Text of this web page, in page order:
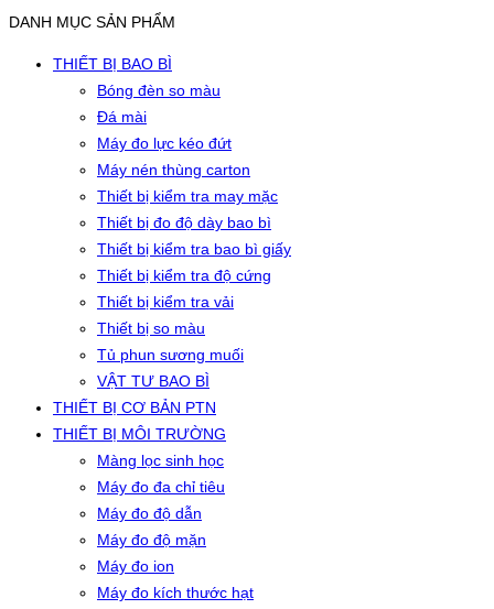
DANH MỤC SẢN PHẨM
THIẾT BỊ BAO BÌ
Bóng đèn so màu
Đá mài
Máy đo lực kéo đứt
Máy nén thùng carton
Thiết bị kiểm tra may mặc
Thiết bị đo độ dày bao bì
Thiết bị kiểm tra bao bì giấy
Thiết bị kiểm tra độ cứng
Thiết bị kiểm tra vải
Thiết bị so màu
Tủ phun sương muối
VẬT TƯ BAO BÌ
THIẾT BỊ CƠ BẢN PTN
THIẾT BỊ MÔI TRƯỜNG
Màng lọc sinh học
Máy đo đa chỉ tiêu
Máy đo độ dẫn
Máy đo độ mặn
Máy đo ion
Máy đo kích thước hạt